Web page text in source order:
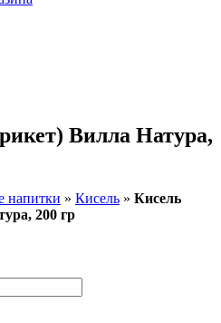
Вилла Натура,
напитки » Кисель » Кисель
200 гр